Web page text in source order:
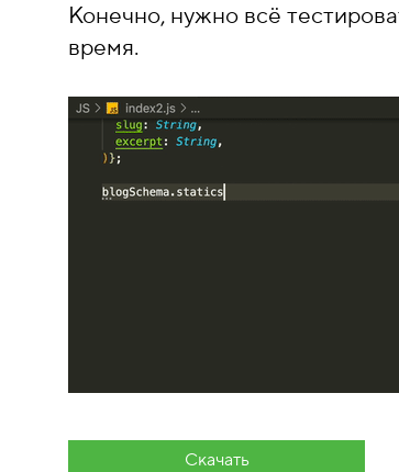
Конечно, нужно всё
время.
Скачать